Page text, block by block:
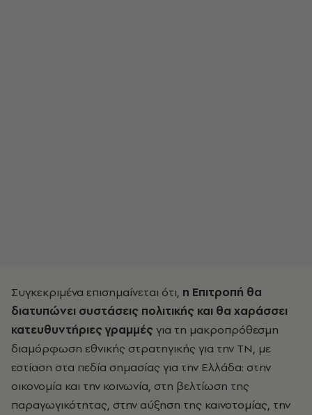
Συγκεκριμένα επισημαίνεται ότι, η Επιτροπή θα
διατυπώνει συστάσεις πολιτικής και θα χαράσσει
κατευθυντήριες γραμμές για τη μακροπρόθεσμη
διαμόρφωση εθνικής στρατηγικής για την ΤΝ, με
εστίαση στα πεδία σημασίας για την Ελλάδα: στην
οικονομία και την κοινωνία, στη βελτίωση της
παραγωγικότητας, στην αύξηση της καινοτομίας, την